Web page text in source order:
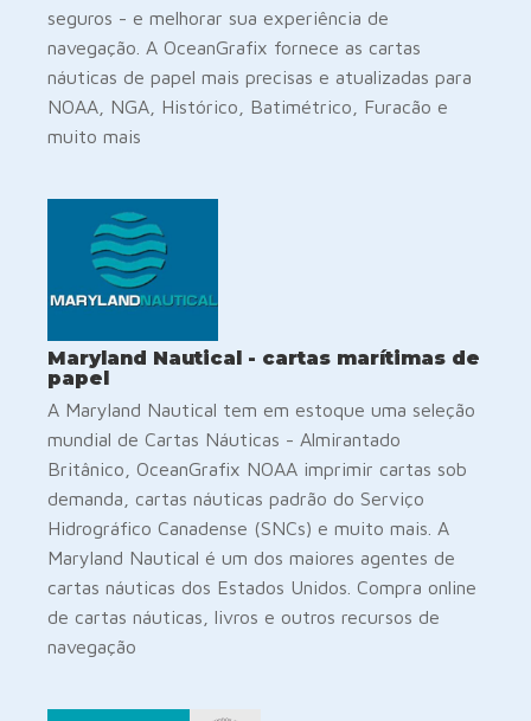
seguros - e melhorar sua experiência de
navegação. A OceanGrafix fornece as cartas
náuticas de papel mais precisas e atualizadas para
NOAA, NGA, Histórico, Batimétrico, Furacão e
muito mais
Maryland Nautical - cartas marítimas de
papel
A Maryland Nautical tem em estoque uma seleção
mundial de Cartas Náuticas - Almirantado
Britânico, OceanGrafix NOAA imprimir cartas sob
demanda, cartas náuticas padrão do Serviço
Hidrográfico Canadense (SNCs) e muito mais. A
Maryland Nautical é um dos maiores agentes de
cartas náuticas dos Estados Unidos. Compra online
de cartas náuticas, livros e outros recursos de
navegação